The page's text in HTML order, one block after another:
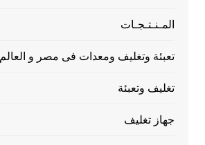
المـنـتـجـات
تعبئة وتغليف ومعدات فى مصر و العالم
تغليف وتعبئة
جهاز تغليف